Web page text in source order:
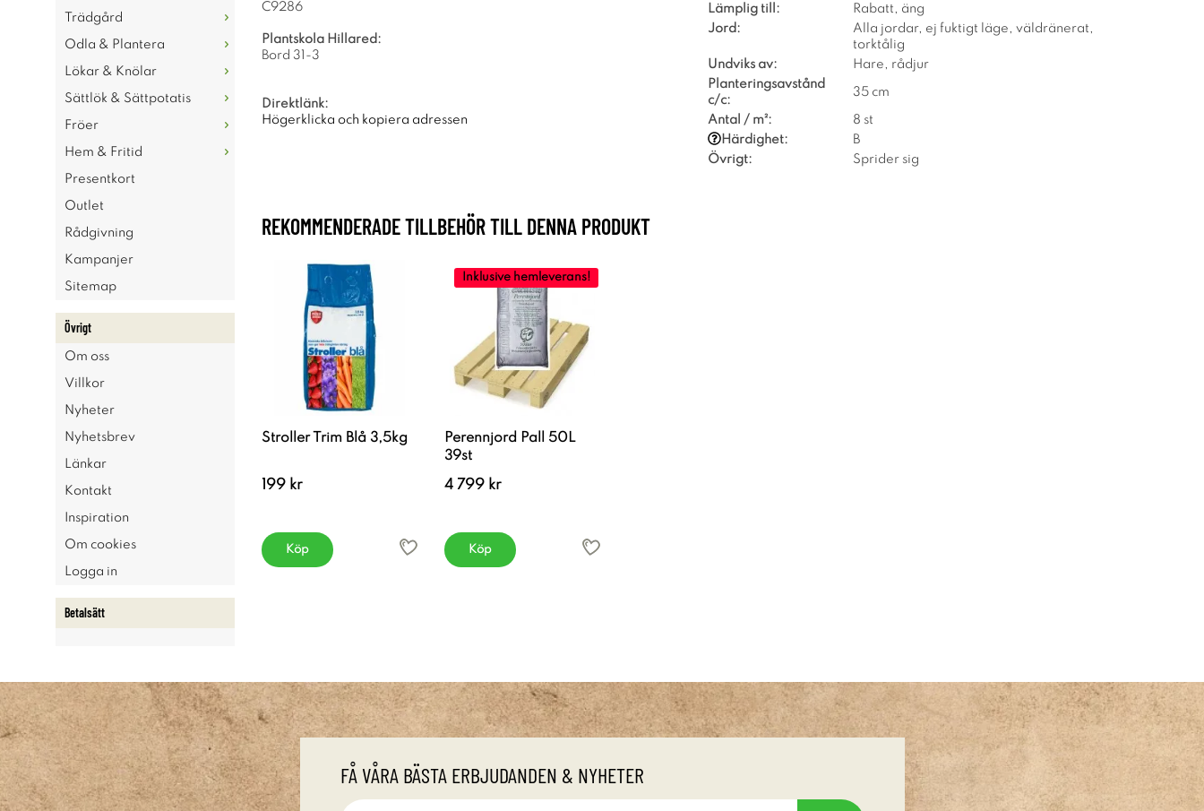
Trädgård
Odla & Plantera
Lökar & Knölar
Sättlök & Sättpotatis
Fröer
Hem & Fritid
Presentkort
Outlet
Rådgivning
Kampanjer
Sitemap
Övrigt
Om oss
Villkor
Nyheter
Nyhetsbrev
Länkar
Kontakt
Inspiration
Om cookies
Logga in
Betalsätt
Lämplig till:
Rabatt, äng
Jord:
Alla jordar, ej fuktigt läge, väldränerat,
torktålig
Undviks av:
Hare, rådjur
Planteringsavstånd
c/c:
35 cm
Antal / m²:
8 st
Härdighet:
B
Övrigt:
Sprider sig
C9286
Plantskola Hillared:
Bord 31-3
Direktlänk:
Högerklicka och kopiera adressen
REKOMMENDERADE TILLBEHÖR TILL DENNA PRODUKT
Stroller Trim Blå 3,5kg
199 kr
Köp
Inklusive hemleverans!
Perennjord Pall 50L
39st
4 799 kr
Köp
FÅ VÅRA BÄSTA ERBJUDANDEN & NYHETER